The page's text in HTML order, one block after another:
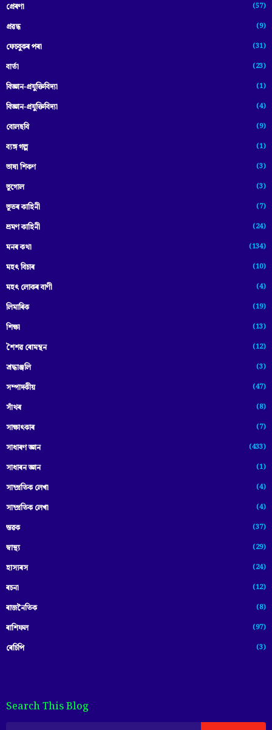
প্ৰেৰণা (57)
প্ৰৱন্ধ (9)
ফেচবুকৰ পৰা (31)
বাৰ্তা (23)
বিজ্ঞান-প্রযুক্তিবিদ্যা (1)
বিজ্ঞান-প্ৰযুক্তিবিদ্যা (4)
বোলছবি (9)
ব্যঙ্গ গল্প (1)
ভাষা শিকণ (3)
ভূগোল (3)
ভূতৰ কাহিনী (7)
ভ্ৰমণ কাহিনী (24)
মনৰ কথা (134)
মহৎ বিচাৰ (10)
মহৎ লোকৰ বাণী (4)
লিমাৰিক (19)
শিক্ষা (13)
শৈশৱ ৰোমন্থন (12)
শ্ৰদ্ধাঞ্জলি (3)
সম্পাদকীয় (47)
সাঁথৰ (8)
সাক্ষাৎকাৰ (7)
সাধাৰণ জ্ঞান (433)
সাধাৰন জ্ঞান (1)
সাম্প্রতিক লেখা (4)
সাম্প্ৰতিক লেখা (4)
স্তৱক (37)
স্বাস্থ্য (29)
হাস্যৰস (24)
ৰচনা (12)
ৰাজনৈতিক (8)
ৰাশিফল (97)
ৰেচিপি (3)
Search This Blog